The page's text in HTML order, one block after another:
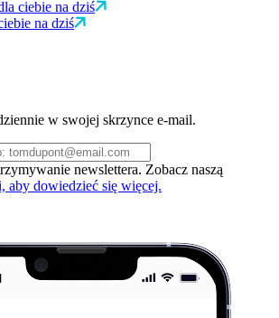
ciebie na dziś
na dziś
w swojej skrzynce e-mail.
newslettera. Zobacz naszą
aby dowiedzieć się więcej.